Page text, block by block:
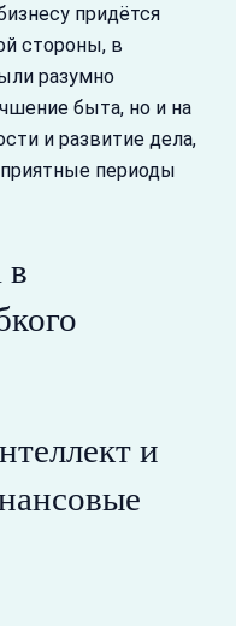
придётся
стороны, в
разумно
быта, но и на
и развитие дела,
периоды
в
и